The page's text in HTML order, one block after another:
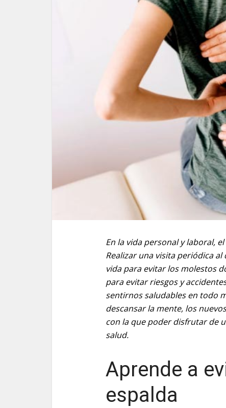
En la vida personal y laboral,
Realizar una visita periódica
vida para evitar los molestos
para evitar riesgos y
sentirnos saludables en todo
descansar la mente, los
con la que poder disfrutar de
salud.
Aprende a
espalda